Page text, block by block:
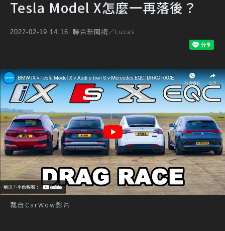
Tesla Model X怎麼一再落後？
2022-02-19 14:16 聯合新聞網／Lucas
裁自CarWow影片